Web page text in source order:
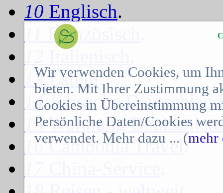
10 Englisch.
Französisch
Italienisch
13Latein.
14Jobsuche Deutschland
15Wohnung
16Cambodia Travel .
Wir verwenden Cookies, um
bieten. Mit Ihrer Zustimmung
Cookies in Übereinstimmung
Persönliche Daten/Cookies
verwendet. Mehr dazu ... (mehr